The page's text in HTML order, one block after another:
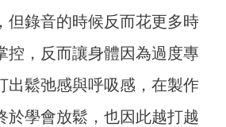
但錄音的時候反而花更多時
控，反而讓身體因為過度專
出鬆弛感與呼吸感，在製作
於學會放鬆，也因此越打越